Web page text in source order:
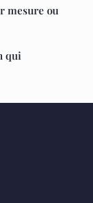
mesure ou
qui